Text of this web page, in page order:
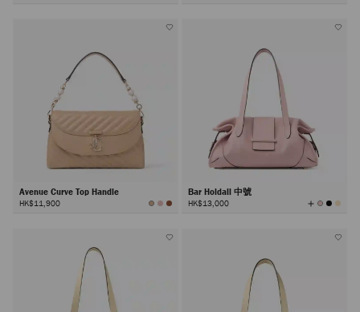
Avenue Curve Top Handle
HK$11,900
Bar Holdall 中號
HK$13,000 查
看